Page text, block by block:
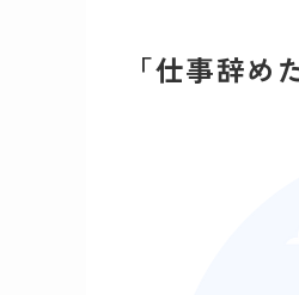
「仕事辞